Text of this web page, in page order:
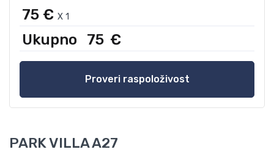
PARK VILLA A27
75 € X 1
Ukupno 75 €
Proveri raspoloživost